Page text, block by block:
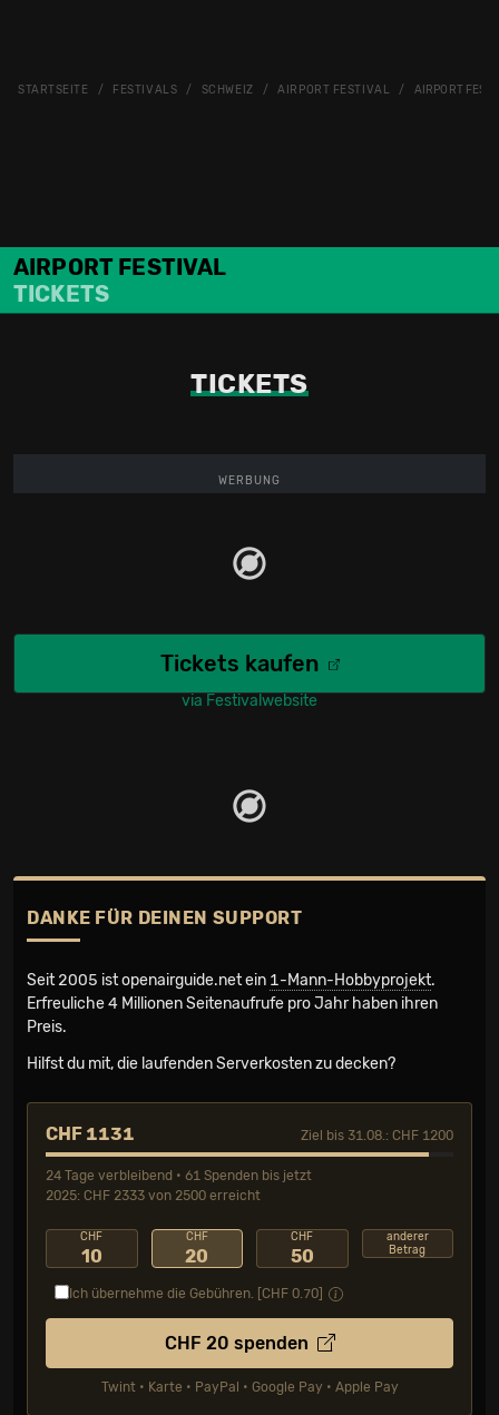
STARTSEITE FESTIVALS SCHWEIZ AIRPORT FESTIVAL AIRPORT
AIRPORT FESTIVAL
TICKETS
TICKETS
WERBUNG
Tickets kaufen
via Festivalwebsite
DANKE FÜR DEINEN SUPPORT
Seit 2005 ist openairguide.net ein 1-Mann-Hobbyprojekt.
Erfreuliche 4 Millionen Seiten­aufrufe pro Jahr haben ihren
Preis.
Hilfst du mit, die laufenden Serverkosten zu decken?
CHF 1131 Ziel bis 31.08.: CHF 1200
24 Tage verbleibend • 61 Spenden bis jetzt
2025: CHF 2333 von 2500 erreicht
CHF
10
CHF
20
CHF
50
anderer
Betrag
Ich übernehme die Gebühren. [CHF 0.70
CHF 20 spenden
Twint • Karte • PayPal • Google Pay • Apple Pay